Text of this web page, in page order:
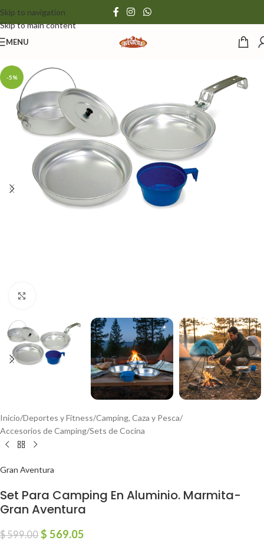
Skip to navigation
Skip to main content
MENU
-5%
Inicio/Deportes y Fitness/Camping, Caza y Pesca/
Accesorios de Camping/Sets de Cocina
Gran Aventura
Set Para Camping En Aluminio. Marmita-
Gran Aventura
$599.00 $ 569.05